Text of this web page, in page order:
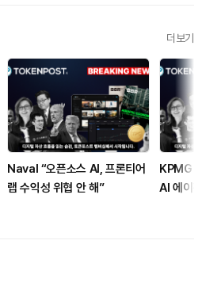
더보기
Naval “오픈소스 AI, 프론티어
랩 수익성 위협 안 해”
KPMG “
AI 에이